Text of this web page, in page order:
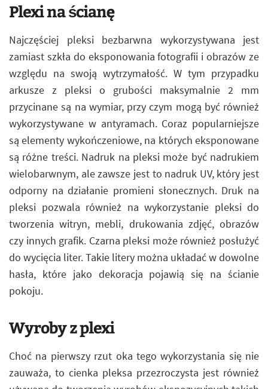
Plexi na ścianę
Najczęściej pleksi bezbarwna wykorzystywana jest
zamiast szkła do eksponowania fotografii i obrazów ze
względu na swoją wytrzymałość. W tym przypadku
arkusze z pleksi o grubości maksymalnie 2 mm
przycinane są na wymiar, przy czym mogą być również
wykorzystywane w antyramach. Coraz popularniejsze
są elementy wykończeniowe, na których eksponowane
są różne treści. Nadruk na pleksi może być nadrukiem
wielobarwnym, ale zawsze jest to nadruk UV, który jest
odporny na działanie promieni słonecznych. Druk na
pleksi pozwala również na wykorzystanie pleksi do
tworzenia witryn, mebli, drukowania zdjęć, obrazów
czy innych grafik. Czarna pleksi może również posłużyć
do wycięcia liter. Takie litery można układać w dowolne
hasła, które jako dekoracja pojawią się na ścianie
pokoju.
Wyroby z plexi
Choć na pierwszy rzut oka tego wykorzystania się nie
zauważa, to cienka pleksa przezroczysta jest również